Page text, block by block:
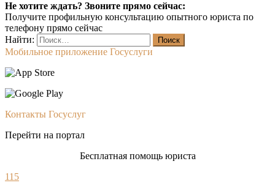
Не хотите ждать? Звоните прямо сейчас:
Получите профильную консультацию опытного юриста по
телефону прямо сейчас
Найти:
Мобильное приложение Госуслуги
Контакты Госуслуг
Перейти на портал
Бесплатная помощь юриста
115